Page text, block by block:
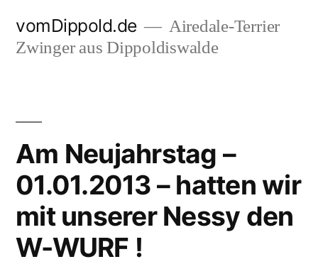
Inhalt
vomDippold.de
Airedale-Terrier
Zwinger aus Dippoldiswalde
Am Neujahrstag –
01.01.2013 – hatten wir
mit unserer Nessy den
W-WURF !